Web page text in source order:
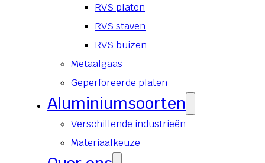
RVS platen
RVS staven
RVS buizen
Metaalgaas
Geperforeerde platen
Aluminiumsoorten
Verschillende industrieën
Materiaalkeuze